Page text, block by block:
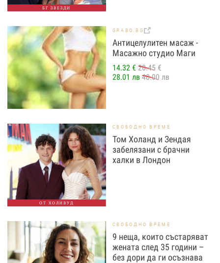
БГ ЗВЕЗДИ
GRABO.BG
Антицелулитен масаж -
Масажно студио Маги
14.32 € 20.45 €
28.01 лв 40.00 лв
ОТ ХОЛИВУД
СВОБОДНО ВРЕМЕ
Том Холанд и Зендая
забелязани с брачни
халки в Лондон
СВОБОДНО ВРЕМЕ
9 неща, които състаряват
жената след 35 години –
без дори да ги осъзнава